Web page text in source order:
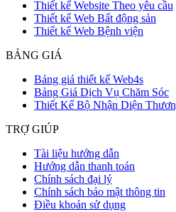
Thiết kế Website Theo yêu cầu
Thiết kế Web Bất động sản
Thiết kế Web Bệnh viện
BẢNG GIÁ
Bảng giá thiết kế Web4s
Bảng Giá Dịch Vụ Chăm Sóc
Thiết Kế Bộ Nhận Diện
TRỢ GIÚP
Tài liệu hướng dẫn
Hướng dẫn thanh toán
Chính sách đại lý
Chính sách bảo mật thông tin
Điều khoản sử dụng